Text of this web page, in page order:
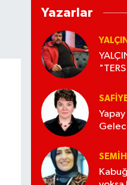
Yazarlar